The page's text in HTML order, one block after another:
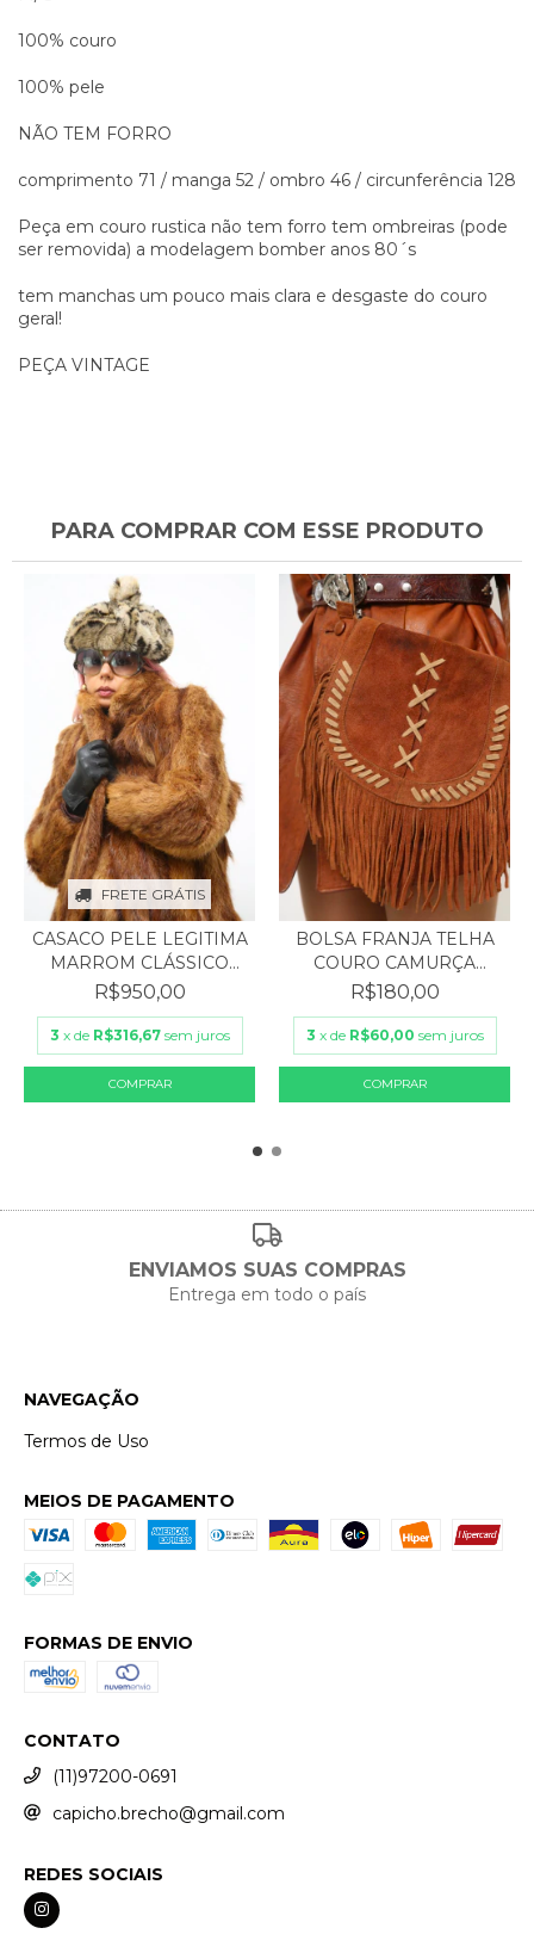
100% couro
100% pele
NÃO TEM FORRO
comprimento 71 / manga 52 / ombro 46 / circunferência 128
Peça em couro rustica não tem forro tem ombreiras (pode
ser removida) a modelagem bomber anos 80´s
tem manchas um pouco mais clara e desgaste do couro
geral!
PEÇA VINTAGE
PARA COMPRAR COM ESSE PRODUTO
FRETE GRÁTIS
CASACO PELE LEGITIMA
MARROM CLÁSSICO
FOR...
R$950,00
3 x de R$316,67 sem juros
BOLSA FRANJA TELHA
COURO CAMURÇA
VINTAGE
R$180,00
3 x de R$60,00 sem juros
ENVIAMOS SUAS COMPRAS
Entrega em todo o país
NAVEGAÇÃO
Termos de Uso
MEIOS DE PAGAMENTO
FORMAS DE ENVIO
CONTATO
(11)97200-0691
capicho.brecho@gmail.com
REDES SOCIAIS